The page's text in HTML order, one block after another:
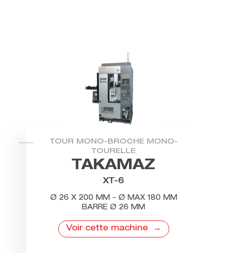
TOUR MONO-BROCHE MONO-
TOURELLE
TAKAMAZ
XT-6
Ø 26 X 200 MM - Ø MAX 180 MM
BARRE Ø 26 MM
Voir cette machine